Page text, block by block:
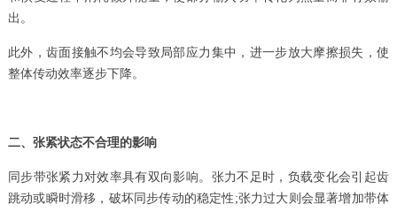
出。
此外，齿面接触不均会导致局部应力集中，进一步放大摩擦损失，使
整体传动效率逐步下降。
二、张紧状态不合理的影响
同步带张紧力对效率具有双向影响。张力不足时，负载变化会引起齿
跳动或瞬时滑移，破坏同步传动的稳定性;张力过大则会显著增加带体